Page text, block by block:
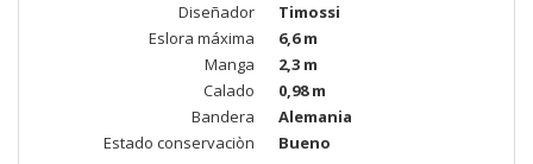
Diseñador
Timossi
Eslora máxima
6,6 m
Manga
2,3 m
Calado
0,98 m
Bandera
Alemania
Estado conservaciòn
Bueno